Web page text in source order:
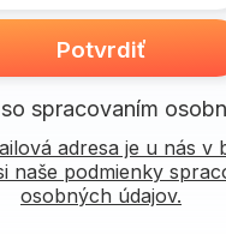
Potvrdiť
spracovaním
adresa je u nás v
naše podmienky
osobných údajov.